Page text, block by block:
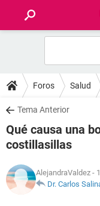
FOROS
SALUD
FAMILIA
NUTRICIÓN
Foros Salud
Tema Anterior
Qué causa una
costillasillas
AlejandraValdez -
Dr. Carlos